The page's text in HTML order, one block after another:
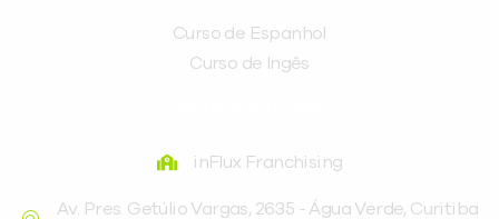
Curso de Espanhol
Curso de Ingês
inFlux Franchising
Av. Pres. Getúlio Vargas, 2635 - Água Verde, Curitiba